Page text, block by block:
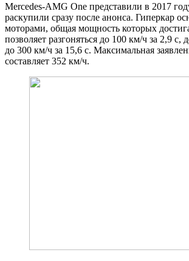
Mercedes-AMG One представили в 2017
раскупили сразу после анонса. Гиперкар
моторами, общая мощность которых
позволяет разгоняться до 100 км/ч за 2,9 с,
до 300 км/ч за 15,6 с. Максимальная
составляет 352 км/ч.